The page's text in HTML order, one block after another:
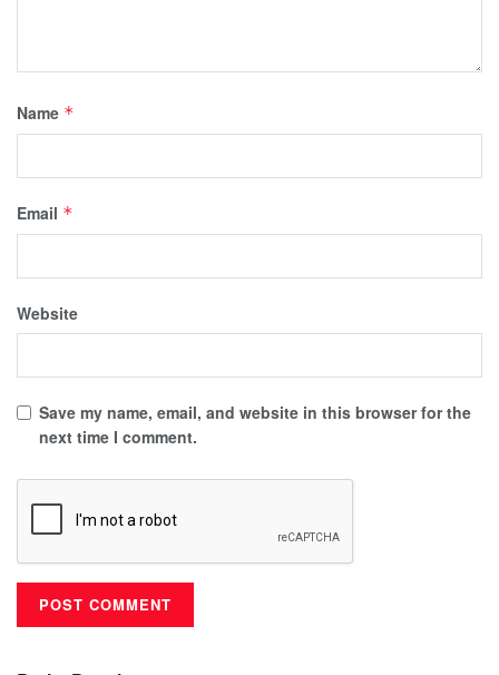
Name *
Email *
Website
Save my name, email, and website in this browser for the
next time I comment.